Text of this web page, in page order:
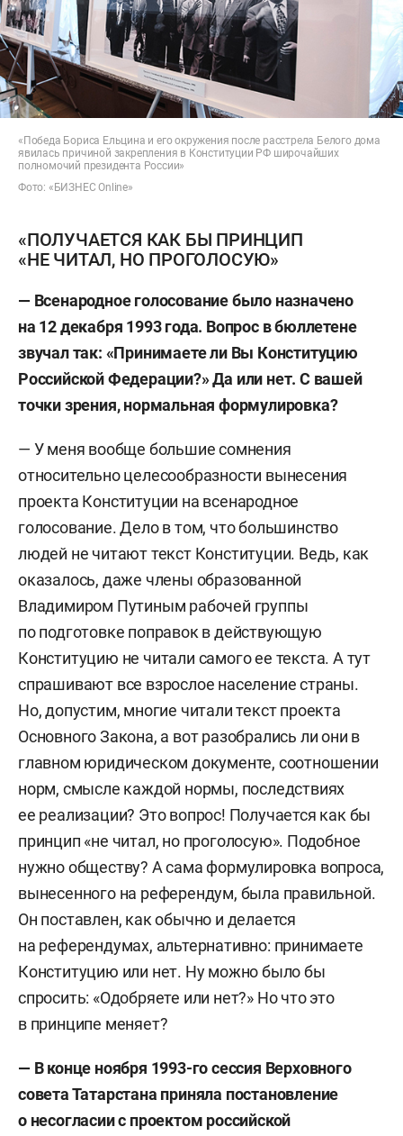
«Победа Бориса Ельцина и его окружения после расстрела Белого дома
явилась причиной закрепления в Конституции РФ широчайших
полномочий президента России»
Фото: «БИЗНЕС Online»
«ПОЛУЧАЕТСЯ КАК БЫ ПРИНЦИП
«НЕ ЧИТАЛ, НО ПРОГОЛОСУЮ»
— Всенародное голосование было назначено
на 12 декабря 1993 года. Вопрос в бюллетене
звучал так: «Принимаете ли Вы Конституцию
Российской Федерации?» Да или нет. С вашей
точки зрения, нормальная формулировка?
— У меня вообще большие сомнения
относительно целесообразности вынесения
проекта Конституции на всенародное
голосование. Дело в том, что большинство
людей не читают текст Конституции. Ведь, как
оказалось, даже члены образованной
Владимиром Путиным рабочей группы
по подготовке поправок в действующую
Конституцию не читали самого ее текста. А тут
спрашивают все взрослое население страны.
Но, допустим, многие читали текст проекта
Основного Закона, а вот разобрались ли они в
главном юридическом документе, соотношении
норм, смысле каждой нормы, последствиях
ее реализации? Это вопрос! Получается как бы
принцип «не читал, но проголосую». Подобное
нужно обществу? А сама формулировка вопроса,
вынесенного на референдум, была правильной.
Он поставлен, как обычно и делается
на референдумах, альтернативно: принимаете
Конституцию или нет. Ну можно было бы
спросить: «Одобряете или нет?» Но что это
в принципе меняет?
— В конце ноября 1993-го сессия Верховного
совета Татарстана приняла постановление
о несогласии с проектом российской